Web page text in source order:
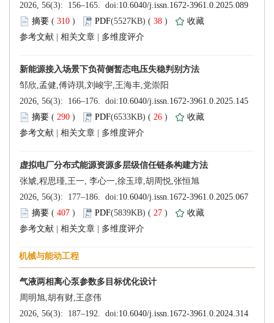
310 ) 38 )
|
|
290 ) 26 )
|
|
407 ) 27 )
|
|